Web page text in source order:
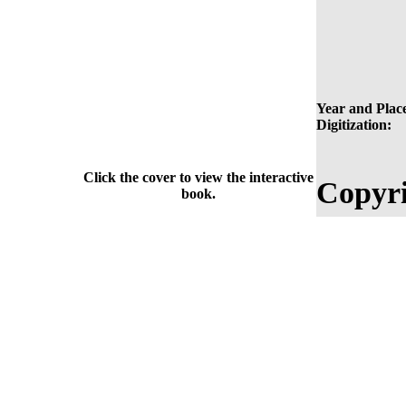
Year and
Digitization:
Click the cover to view the interactive
book.